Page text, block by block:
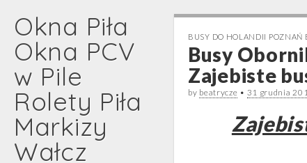
Okna Piła
Okna PCV
w Pile
Rolety Piła
Markizy
Wałcz
BUSY DO HOLANDII POZNAŃ
Busy
Zajebiste
by beatrycze • 31 grudnia